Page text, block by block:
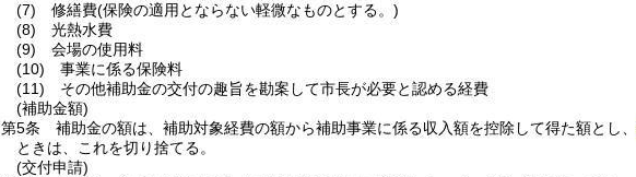
(7)
修繕費(保険の適用とならない軽微なものとする。)
(8)
光熱水費
(9)
会場の使用料
(10)
事業に係る保険料
(11)
その他補助金の交付の趣旨を勘案して市長が必要と認める経費
(補助金額)
第5条
補助金の額は、補助対象経費の額から補助事業に係る収入額を控除して得た額とし、
ときは、これを切り捨てる。
(交付申請)